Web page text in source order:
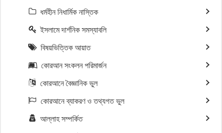
ধর্মহীন নিধার্মিক নাস্তিক
ইসলামে দার্শনিক সমস্যাবলি
বিষয়ভিত্তিক আয়াত
কোরআন সংকলন পরিমার্জন
কোরআনে বৈজ্ঞানিক ভুল
কোরআনে ব্যাকরণ ও তথ্যগত ভুল
আল্লাহ সম্পর্কিত